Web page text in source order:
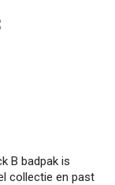
B badpak is
collectie en past